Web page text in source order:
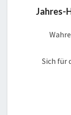
Jahres-
Sich für